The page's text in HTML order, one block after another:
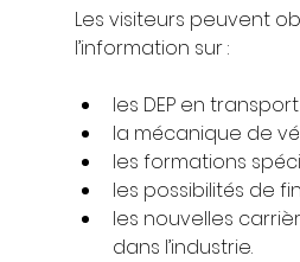
Les visiteurs peuvent
l’information sur :
les DEP en
la mécanique de
les formations
les possibilités de
les nouvelles
dans l’industrie.